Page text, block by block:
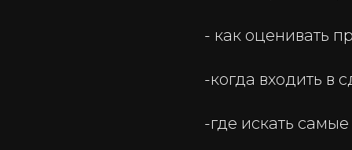
- как оценивать
-когда входить в
-где искать